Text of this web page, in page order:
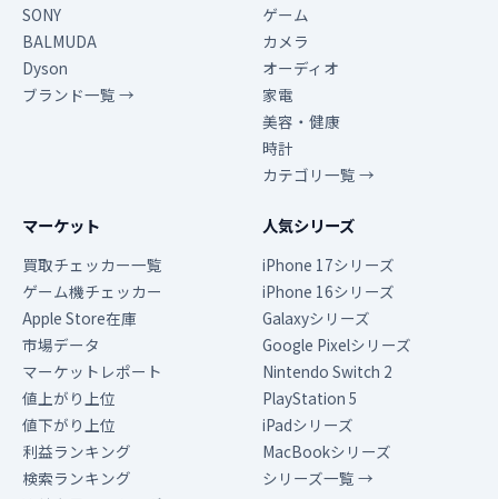
SONY
BALMUDA
Dyson
ブランド一覧 →
ゲーム
カメラ
オーディオ
家電
美容・健康
時計
カテゴリ一覧 →
マーケット
買取チェッカー一覧
ゲーム機チェッカー
Apple Store在庫
市場データ
マーケットレポート
値上がり上位
値下がり上位
利益ランキング
検索ランキング
人気シリーズ
iPhone 17シリーズ
iPhone 16シリーズ
Galaxyシリーズ
Google Pixelシリーズ
Nintendo Switch 2
PlayStation 5
iPadシリーズ
MacBookシリーズ
シリーズ一覧 →